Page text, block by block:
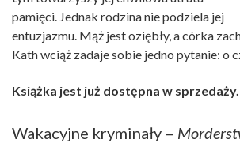
pamięci. Jednak rodzina nie podziela jej
entuzjazmu. Mąż jest oziębły, a córka
Kath wciąż zadaje sobie jedno pytanie: o
Książka jest już dostępna w sprzedaży.
Wakacyjne kryminały –